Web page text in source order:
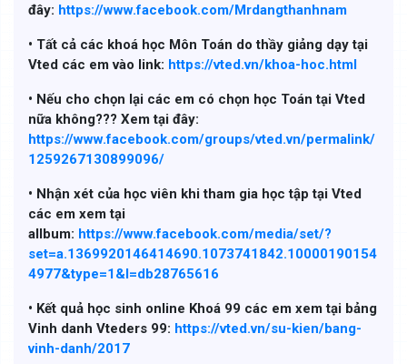
đây: https://www.facebook.com/Mrdangthanhnam
• Tất cả các khoá học Môn Toán do thầy giảng dạy tại
Vted các em vào link: https://vted.vn/khoa-hoc.html
• Nếu cho chọn lại các em có chọn học Toán tại Vted
nữa không??? Xem tại đây:
https://www.facebook.com/groups/vted.vn/permalink/
1259267130899096/
• Nhận xét của học viên khi tham gia học tập tại Vted
các em xem tại
allbum: https://www.facebook.com/media/set/?
set=a.1369920146414690.1073741842.10000190154
4977&type=1&l=db28765616
• Kết quả học sinh online Khoá 99 các em xem tại bảng
Vinh danh Vteders 99: https://vted.vn/su-kien/bang-
vinh-danh/2017